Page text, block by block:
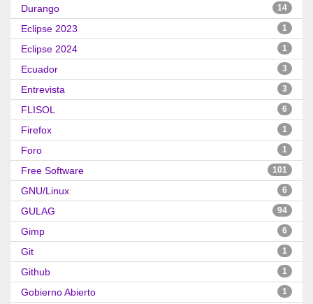
Durango 14
Eclipse 2023 1
Eclipse 2024 1
Ecuador 3
Entrevista 3
FLISOL 6
Firefox 1
Foro 1
Free Software 101
GNU/Linux 6
GULAG 94
Gimp 6
Git 1
Github 1
Gobierno Abierto 1